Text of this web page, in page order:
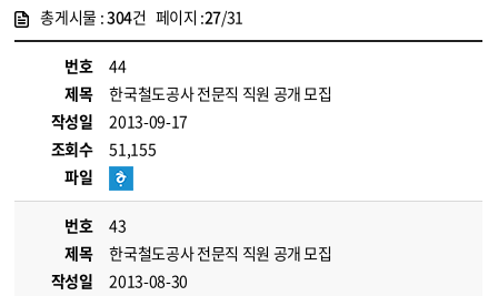
총게시물 :304건 페이지 :27/31
번호
44
제목
한국철도공사 전문직 직원 공개 모집
작성일
2013-09-17
조회수
51,155
파일
번호
43
제목
한국철도공사 전문직 직원 공개 모집
작성일
2013-08-30